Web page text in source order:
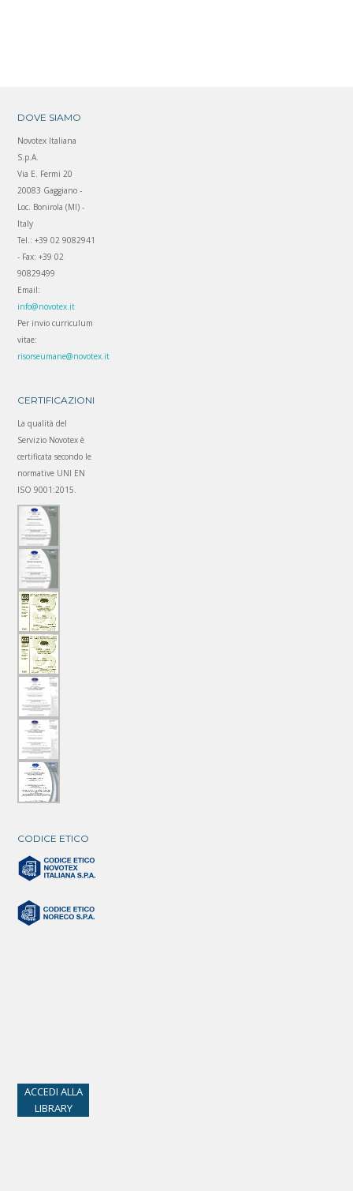
DOVE SIAMO
Novotex Italiana
S.p.A.
Via E. Fermi 20
20083 Gaggiano -
Loc. Bonirola (MI) -
Italy
Tel.: +39 02 9082941
- Fax: +39 02
90829499
Email:
info@novotex.it
Per invio curriculum
vitae:
risorseumane@novotex.it
CERTIFICAZIONI
La qualità del
Servizio Novotex è
certificata secondo le
normative UNI EN
ISO 9001:2015.
CODICE ETICO
ACCEDI ALLA
LIBRARY